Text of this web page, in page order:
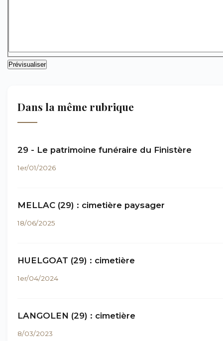
Dans la même rubrique
29 - Le patrimoine funéraire du Finistère
1er/01/2026
MELLAC (29) : cimetière paysager
18/06/2025
HUELGOAT (29) : cimetière
1er/04/2024
LANGOLEN (29) : cimetière
8/03/2023